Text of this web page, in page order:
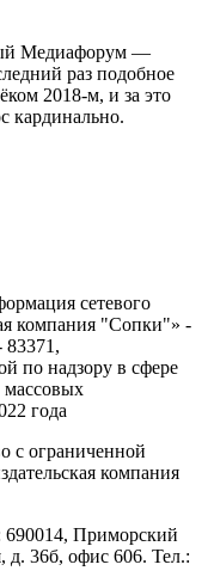
Медиафорум —
раз подобное
2018-м, и за это
кардинально.
сетевого
компания "Сопки"» -
по надзору в сфере
года
с ограниченной
компания
690014, Приморский
д. 36б, офис 606. Тел.: